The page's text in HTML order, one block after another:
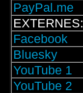
PayPal.me
EXTERNES:
Facebook
Bluesky
YouTube 1
YouTube 2